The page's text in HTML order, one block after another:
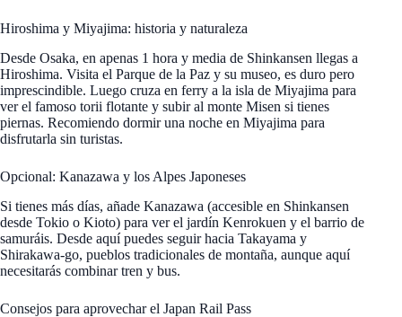
Hiroshima y Miyajima: historia y naturaleza
Desde Osaka, en apenas 1 hora y media de Shinkansen llegas a
Hiroshima. Visita el Parque de la Paz y su museo, es duro pero
imprescindible. Luego cruza en ferry a la isla de Miyajima para
ver el famoso torii flotante y subir al monte Misen si tienes
piernas. Recomiendo dormir una noche en Miyajima para
disfrutarla sin turistas.
Opcional: Kanazawa y los Alpes Japoneses
Si tienes más días, añade Kanazawa (accesible en Shinkansen
desde Tokio o Kioto) para ver el jardín Kenrokuen y el barrio de
samuráis. Desde aquí puedes seguir hacia Takayama y
Shirakawa-go, pueblos tradicionales de montaña, aunque aquí
necesitarás combinar tren y bus.
Consejos para aprovechar el Japan Rail Pass